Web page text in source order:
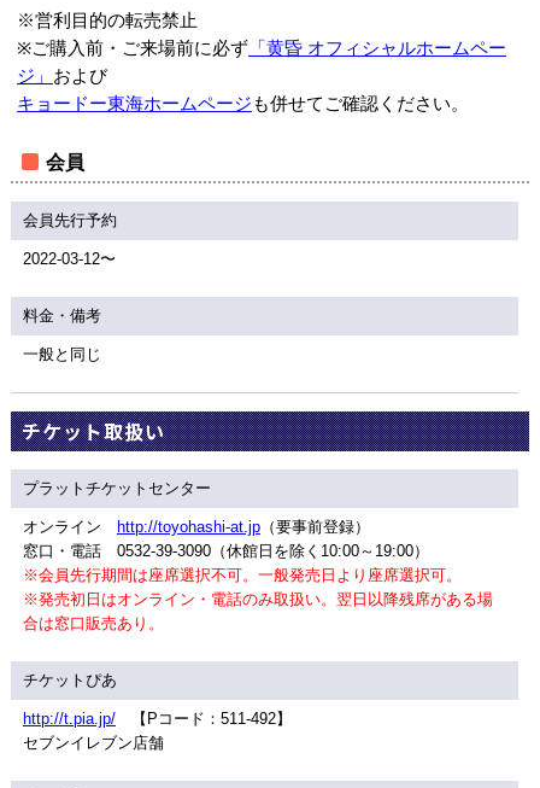
※営利目的の転売禁止
※ご購入前・ご来場前に必ず「黄昏 オフィシャルホームペー
ジ」 および
キョードー東海ホームページも併せてご確認ください。
会員
会員先行予約
2022-03-12〜
料金・備考
一般と同じ
チケット取扱い
プラットチケットセンター
オンライン http://toyohashi-at.jp（要事前登録）
窓口・電話 0532-39-3090（休館日を除く10:00～19:00）
※会員先行期間は座席選択不可。一般発売日より座席選択可。
※発売初日はオンライン・電話のみ取扱い。翌日以降残席がある場
合は窓口販売あり。
チケットぴあ
http://t.pia.jp/【Pコード：511-492】
セブンイレブン店舗